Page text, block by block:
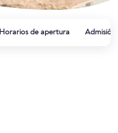
Horarios de apertura Admisión